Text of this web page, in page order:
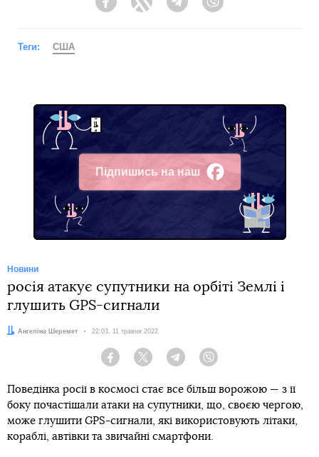
FacebookTwitter Telegram
Теги: США
Підпишись на наш
Facebook
Новини
росія атакує супутники на орбіті Землі і
глушить GPS-сигнали
Автор:
Ангеліна Шеремет Дата:
22:03, 11 травня 2022
Facebook Twitter Telegram
Поведінка росії в космосі стає все більш ворожою — з її
боку почастішали атаки на супутники, що, своєю чергою,
може глушити GPS-сигнали, які використовують літаки,
кораблі, автівки та звичайні смартфони.